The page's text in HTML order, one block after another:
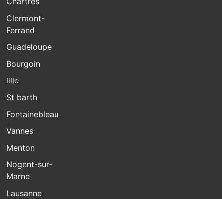
Clermont-
Ferrand
Guadeloupe
Bourgoin
lille
St barth
Fontainebleau
Vannes
Menton
Nogent-sur-
Marne
Lausanne